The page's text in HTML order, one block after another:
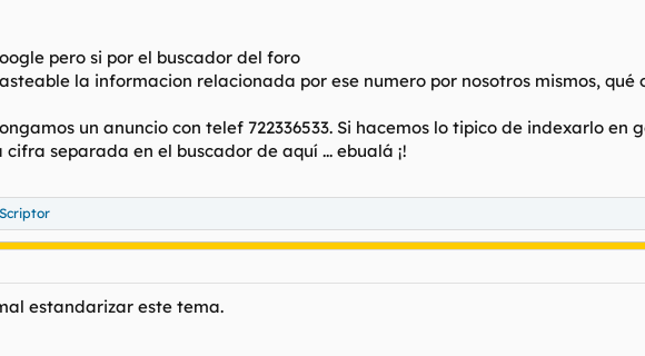
pero si por el buscador del foro
la informacion relacionada por ese numero por nosotros mismos, qué
un anuncio con telef 722336533. Si hacemos lo tipico de indexarlo
separada en el buscador de aquí ... ebualá ¡!
Scriptor
estandarizar este tema.